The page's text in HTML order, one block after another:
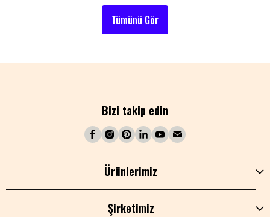
Tümünü Gör
Bizi takip edin
Ürünlerimiz
Şirketimiz